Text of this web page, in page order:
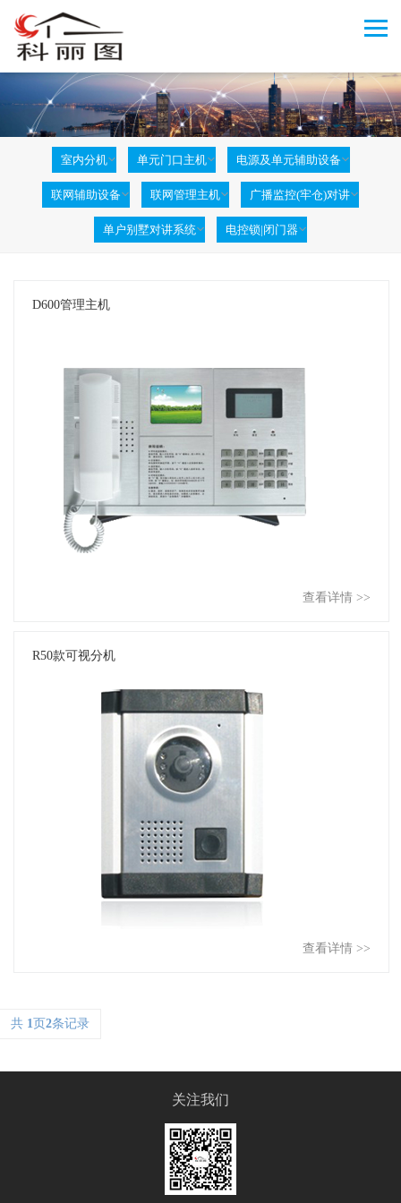
室内分机 单元门口主机 电源及单元辅助设备
联网辅助设备 联网管理主机 广播监控(牢仓)对讲
单户别墅对讲系统 电控锁|闭门器
D600管理主机
查看详情 >>
R50款可视分机
查看详情 >>
共 1页 2条记录
关注我们